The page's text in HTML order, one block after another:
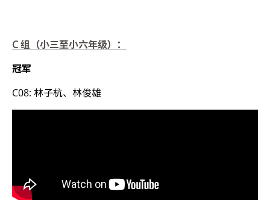
C组（小三至小六年级）：
冠军
C08: 林子杭、林俊雄